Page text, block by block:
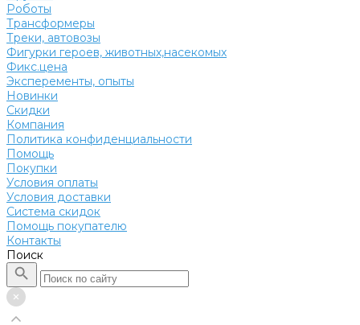
Роботы
Трансформеры
Треки, автовозы
Фигурки героев, животных,насекомых
Фикс.цена
Эксперементы, опыты
Новинки
Скидки
Компания
Политика конфиденциальности
Помощь
Покупки
Условия оплаты
Условия доставки
Система скидок
Помощь покупателю
Контакты
Поиск